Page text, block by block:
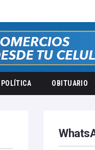
POLÍTICA OBITUARIO